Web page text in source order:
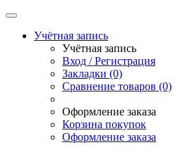
Учётная запись
Учётная запись
Вход / Регистрация
Закладки (0)
Сравнение товаров (0)
Оформление заказа
Корзина покупок
Оформление заказа